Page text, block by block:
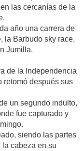
las cercanías de la
año una carrera de
la Barbudo sky race,
Jumilla.
de la Independencia
retomó después sus
un segundo indulto,
fue capturado y
siendo las partes
la cabeza en su